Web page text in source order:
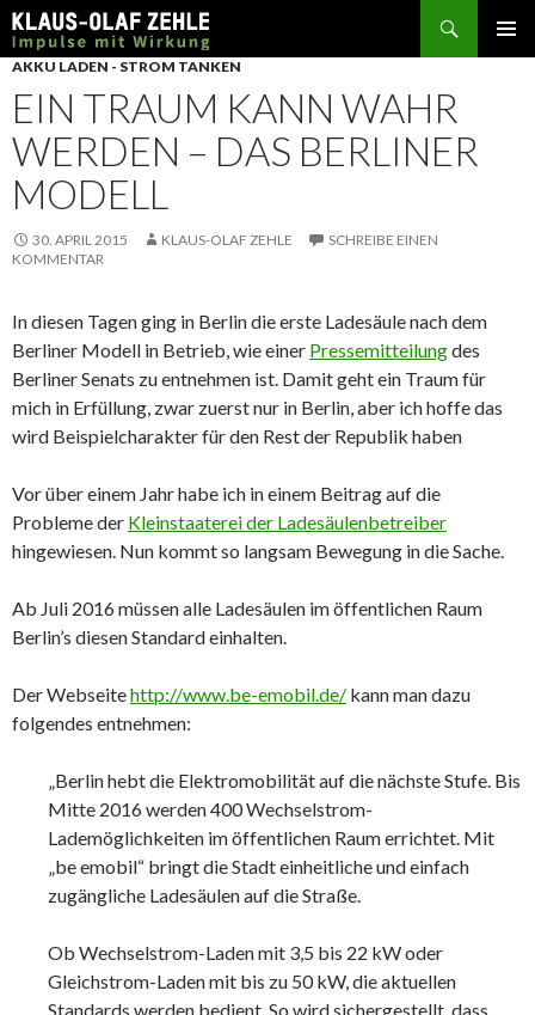
Suchen
SPRINGE
ZUM
INHALT
AKKU LADEN - STROM TANKEN
EIN TRAUM KANN WAHR
WERDEN – DAS BERLINER
MODELL
30. APRIL 2015 KLAUS-OLAF ZEHLE
SCHREIBE EINEN
KOMMENTAR
In diesen Tagen ging in Berlin die erste Ladesäule nach dem
Berliner Modell in Betrieb, wie einer Pressemitteilungdes
Berliner Senats zu entnehmen ist. Damit geht ein Traum für
mich in Erfüllung, zwar zuerst nur in Berlin, aber ich hoffe das
wird Beispielcharakter für den Rest der Republik haben
Vor über einem Jahr habe ich in einem Beitrag auf die
Probleme der Kleinstaaterei der Ladesäulenbetreiber
hingewiesen. Nun kommt so langsam Bewegung in die Sache.
Ab Juli 2016 müssen alle Ladesäulen im öffentlichen Raum
Berlin’s diesen Standard einhalten.
Der Webseitehttp://www.be-emobil.de/ kann man dazu
folgendes entnehmen:
„Berlin hebt die Elektromobilität auf die nächste Stufe. Bis
Mitte 2016 werden 400 Wechselstrom-
Lademöglichkeiten im öffentlichen Raum errichtet. Mit
„be emobil“ bringt die Stadt einheitliche und einfach
zugängliche Ladesäulen auf die Straße.
Ob Wechselstrom-Laden mit 3,5 bis 22 kW oder
Gleichstrom-Laden mit bis zu 50 kW, die aktuellen
Standards werden bedient. So wird sichergestellt, dass